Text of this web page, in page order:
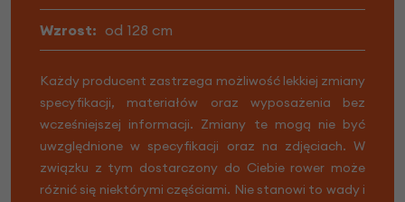
Wzrost: od 128 cm
Każdy producent zastrzega możliwość lekkiej zmiany
specyfikacji, materiałów oraz wyposażenia bez
wcześniejszej informacji. Zmiany te mogą nie być
uwzględnione w specyfikacji oraz na zdjęciach. W
związku z tym dostarczony do Ciebie rower może
różnić się niektórymi częściami. Nie stanowi to wady i